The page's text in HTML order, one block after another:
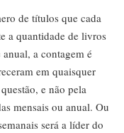
de títulos que cada
a quantidade de livros
a contagem é
em quaisquer
e não pela
mensais ou anual. Ou
será a líder do